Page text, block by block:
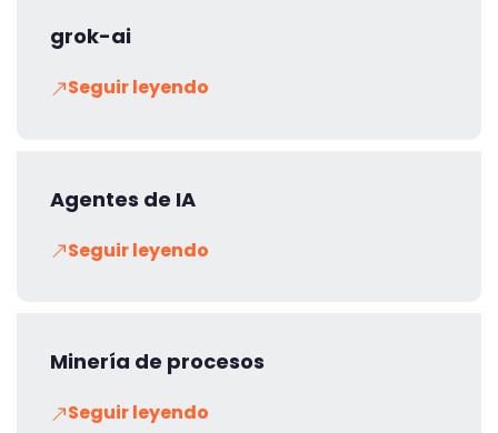
grok-ai
Seguir leyendo
Agentes de IA
Seguir leyendo
Minería de procesos
Seguir leyendo